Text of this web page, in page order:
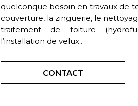
quelconque besoin en travaux de
couverture, la zinguerie, le
traitement de toiture
l’installation de velux..
CONTACT